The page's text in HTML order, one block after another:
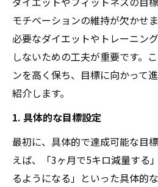
モチベーションの維持が欠かせ
必要なダイエットやトレーニン
しないための工夫が重要です。
ンを高く保ち、目標に向かって
紹介します。
1. 具体的な目標設定
最初に、具体的で達成可能な目
えば、「3ヶ月で5キロ減量する
るようになる」といった具体的